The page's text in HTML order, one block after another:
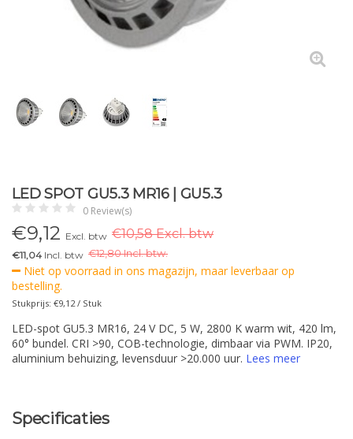
LED SPOT GU5.3 MR16 | GU5.3
0 Review(s)
€9,12 Excl. btw €10,58 Excl. btw
€11,04 Incl. btw €12,80 Incl. btw.
Niet op voorraad in ons magazijn, maar leverbaar op
bestelling.
Stukprijs: €9,12 / Stuk
LED-spot GU5.3 MR16, 24 V DC, 5 W, 2800 K warm wit, 420 lm,
60° bundel. CRI >90, COB-technologie, dimbaar via PWM. IP20,
aluminium behuizing, levensduur >20.000 uur. Lees meer
Specificaties